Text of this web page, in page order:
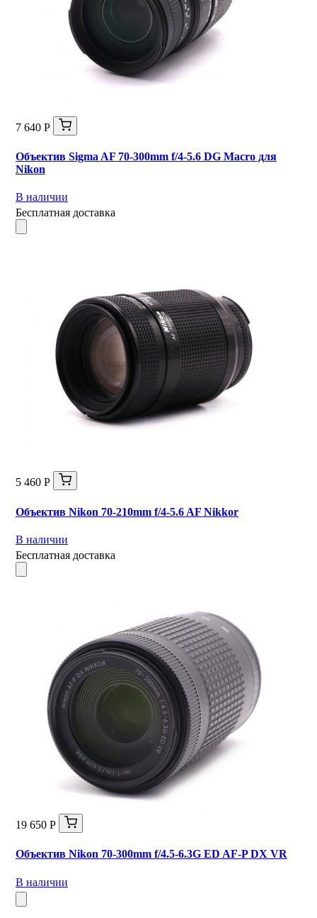
7 640 Р
Объектив Sigma AF 70-300mm f/4-5.6 DG Macro для
Nikon
В наличии
Бесплатная доставка
5 460 Р
Объектив Nikon 70-210mm f/4-5.6 AF Nikkor
В наличии
Бесплатная доставка
19 650 Р
Объектив Nikon 70-300mm f/4.5-6.3G ED AF-P DX VR
В наличии